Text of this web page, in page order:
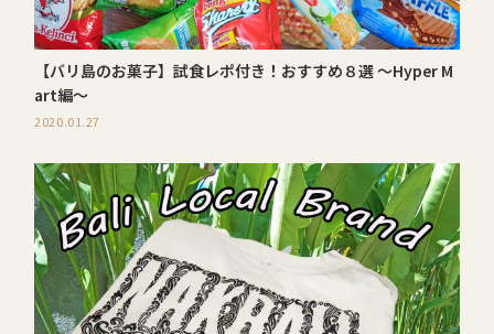
【バリ島のお菓子】試食レポ付き！おすすめ８選 〜Hyper M
art編〜
2020.01.27